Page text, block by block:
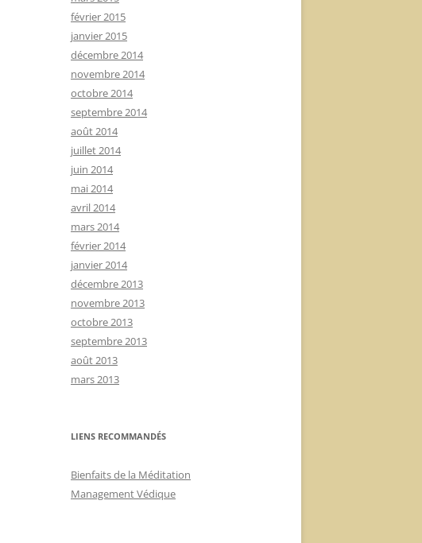
février 2015
janvier 2015
décembre 2014
novembre 2014
octobre 2014
septembre 2014
août 2014
juillet 2014
juin 2014
mai 2014
avril 2014
mars 2014
février 2014
janvier 2014
décembre 2013
novembre 2013
octobre 2013
septembre 2013
août 2013
mars 2013
LIENS RECOMMANDÉS
Bienfaits de la Méditation
Management Védique